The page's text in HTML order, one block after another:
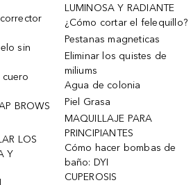
sin
cuero
BROWS
LOS
Y
LUMINOSA Y RADIANTE
¿Cómo cortar el felequillo?
Pestanas magneticas
Eliminar los quistes de
miliums
Agua de colonia
Piel Grasa
MAQUILLAJE PARA
PRINCIPIANTES
Cómo hacer bombas de
baño: DYI
CUPEROSIS